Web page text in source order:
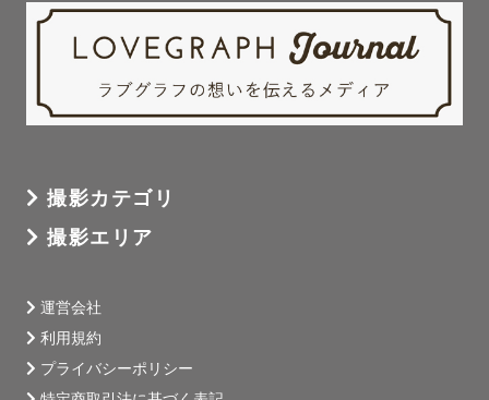
撮影カテゴリ
撮影エリア
運営会社
利用規約
プライバシーポリシー